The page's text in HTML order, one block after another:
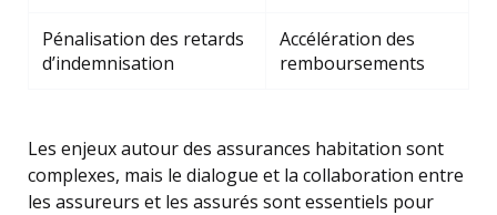
Pénalisation des retards
d’indemnisation
Accélération des
remboursements
Les enjeux autour des assurances habitation sont
complexes, mais le dialogue et la collaboration entre
les assureurs et les assurés sont essentiels pour